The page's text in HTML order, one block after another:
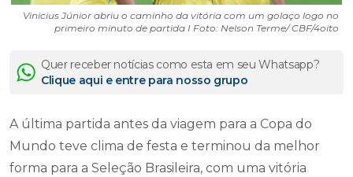
Vinicius Júnior abriu o caminho da vitória com um golaço logo no
primeiro minuto de partida I Foto: Nelson Terme/ CBF/4oito
Quer receber notícias como esta em seu Whatsapp?
Clique aqui e entre para nosso grupo
A última partida antes da viagem para a Copa do
Mundo teve clima de festa e terminou da melhor
forma para a Seleção Brasileira, com uma vitória